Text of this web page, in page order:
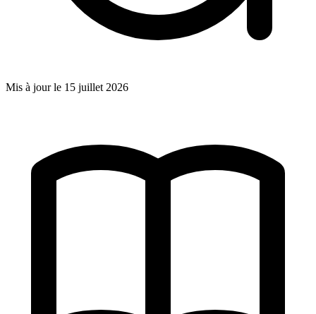
Mis à jour le 15 juillet 2026